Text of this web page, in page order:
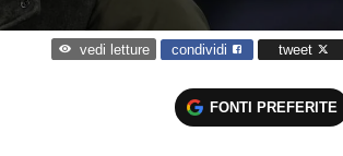
vedi letture condividi tweet
FONTI PREFERITE